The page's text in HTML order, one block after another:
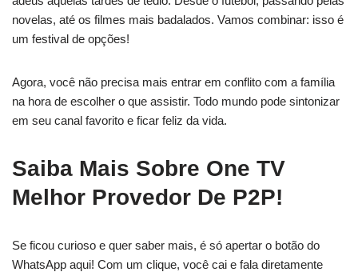
novelas, até os filmes mais badalados. Vamos combinar: isso é
um festival de opções!
Agora, você não precisa mais entrar em conflito com a família
na hora de escolher o que assistir. Todo mundo pode sintonizar
em seu canal favorito e ficar feliz da vida.
Saiba Mais Sobre One TV
Melhor Provedor De P2P!
Se ficou curioso e quer saber mais, é só apertar o botão do
WhatsApp aqui! Com um clique, você cai e fala diretamente